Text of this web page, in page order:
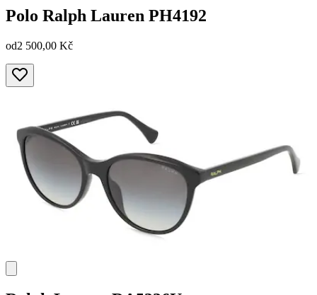
Polo Ralph Lauren PH4192
od2 500,00 Kč